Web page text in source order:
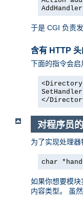
于是 CGI 负责
含有 HTTP
下面的指令会启
</
对程序员
为了实现处理
char
如果你想要模
内容类型。 虽